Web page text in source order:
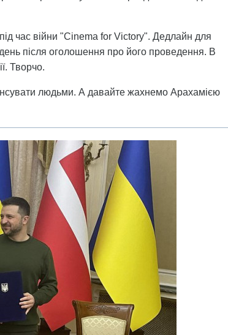
час війни "Cinema for Victory". Дедлайн для
після оголошення про його проведення. В
Творчо.
людьми. А давайте жахнемо Арахамією